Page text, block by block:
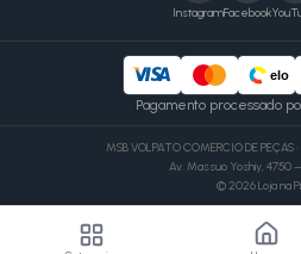
InstagramFacebook
elo
Pagamento processado
MSB VOLPATO COMERCIO DE PEÇAS
Av. Massuo Yoshiy, 4750
©2026Loja na